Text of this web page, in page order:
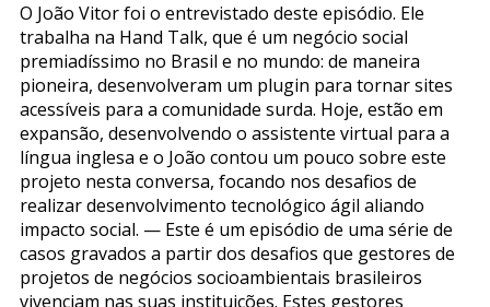
O João Vitor foi o entrevistado deste episódio. Ele
trabalha na Hand Talk, que é um negócio social
premiadíssimo no Brasil e no mundo: de maneira
pioneira, desenvolveram um plugin para tornar sites
acessíveis para a comunidade surda. Hoje, estão em
expansão, desenvolvendo o assistente virtual para a
língua inglesa e o João contou um pouco sobre este
projeto nesta conversa, focando nos desafios de
realizar desenvolvimento tecnológico ágil aliando
impacto social. — Este é um episódio de uma série de
casos gravados a partir dos desafios que gestores de
projetos de negócios socioambientais brasileiros
vivenciam nas suas instituições. Estes gestores